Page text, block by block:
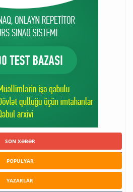
SON XƏBƏR
POPULYAR
YAZARLAR